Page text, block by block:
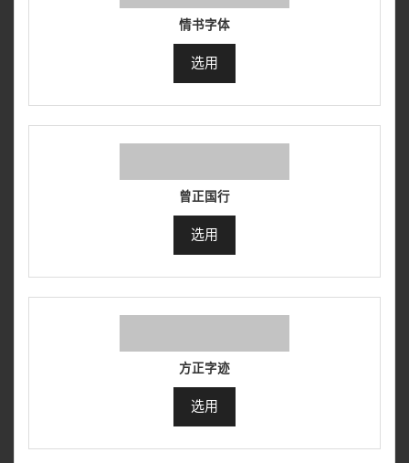
情书字体
选用
曾正国行
选用
方正字迹
选用